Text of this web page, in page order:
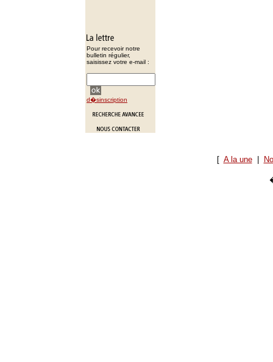
Pour recevoir notre
bulletin régulier,
saisissez votre e-mail :
d�sinscription
[ A la une|